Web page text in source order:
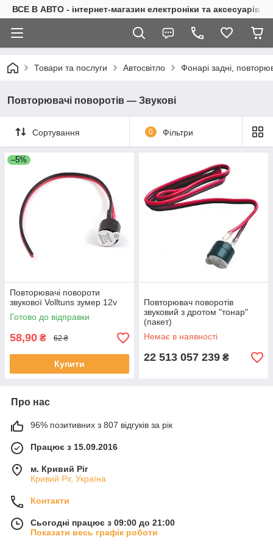
ВСЕ В АВТО - інтернет-магазин електроніки та аксесуарів в
Товари та послуги Автосвітло Фонарі задні,
Повторювачі поворотів — Звукові
Сортування 0 Фільтри
–5%
Повторювачі повороти
звукової Volltuns зумер 12v
Готово до відправки
58,90 ₴ 62 ₴
Купити
Повторювач поворотів
звуковий з дротом "тонар"
(пакет)
Немає в наявності
22 513 057 239 ₴
Про нас
96% позитивних з 807 відгуків за рік
Працює з 15.09.2016
м. Кривий Ріг
Кривий Ріг, Україна
Контакти
Сьогодні працює з 09:00 до 21:00
Показати весь графік роботи